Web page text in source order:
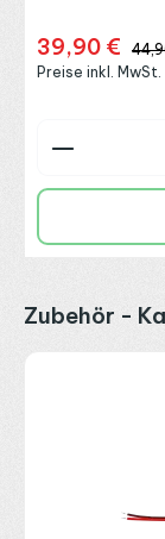
Verkaufspreis:
39,90 €
Preise inkl.
Produkt
Produktgalerie
Zubehör -